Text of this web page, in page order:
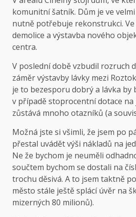
komunitní šatník. Dům je ve
nutně potřebuje rekonstrukci.
demolice a výstavba nového
centra.
V poslední době vzbudil rozruch
záměr výstavby lávky mezi
je to bezesporu dobrý a lávka by
v případě stoprocentní dotace na
zůstává mnoho otazníků (a
Možná jste si všimli, že jsem po
přestal uvádět výši nákladů na
Ne že bychom je neuměli
součtem bychom se dostali na
trochu děsivá. A to jsem taktně
město stále ještě splácí úvěr na
mizerných 80 milionů).